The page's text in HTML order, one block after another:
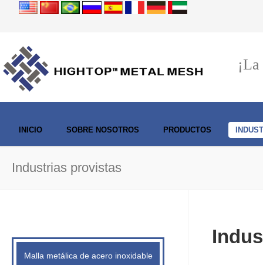
INICIO SOBRE NOSOTROS PRODUCTOS
Industrias provistas
Malla metálica de acero inoxidable